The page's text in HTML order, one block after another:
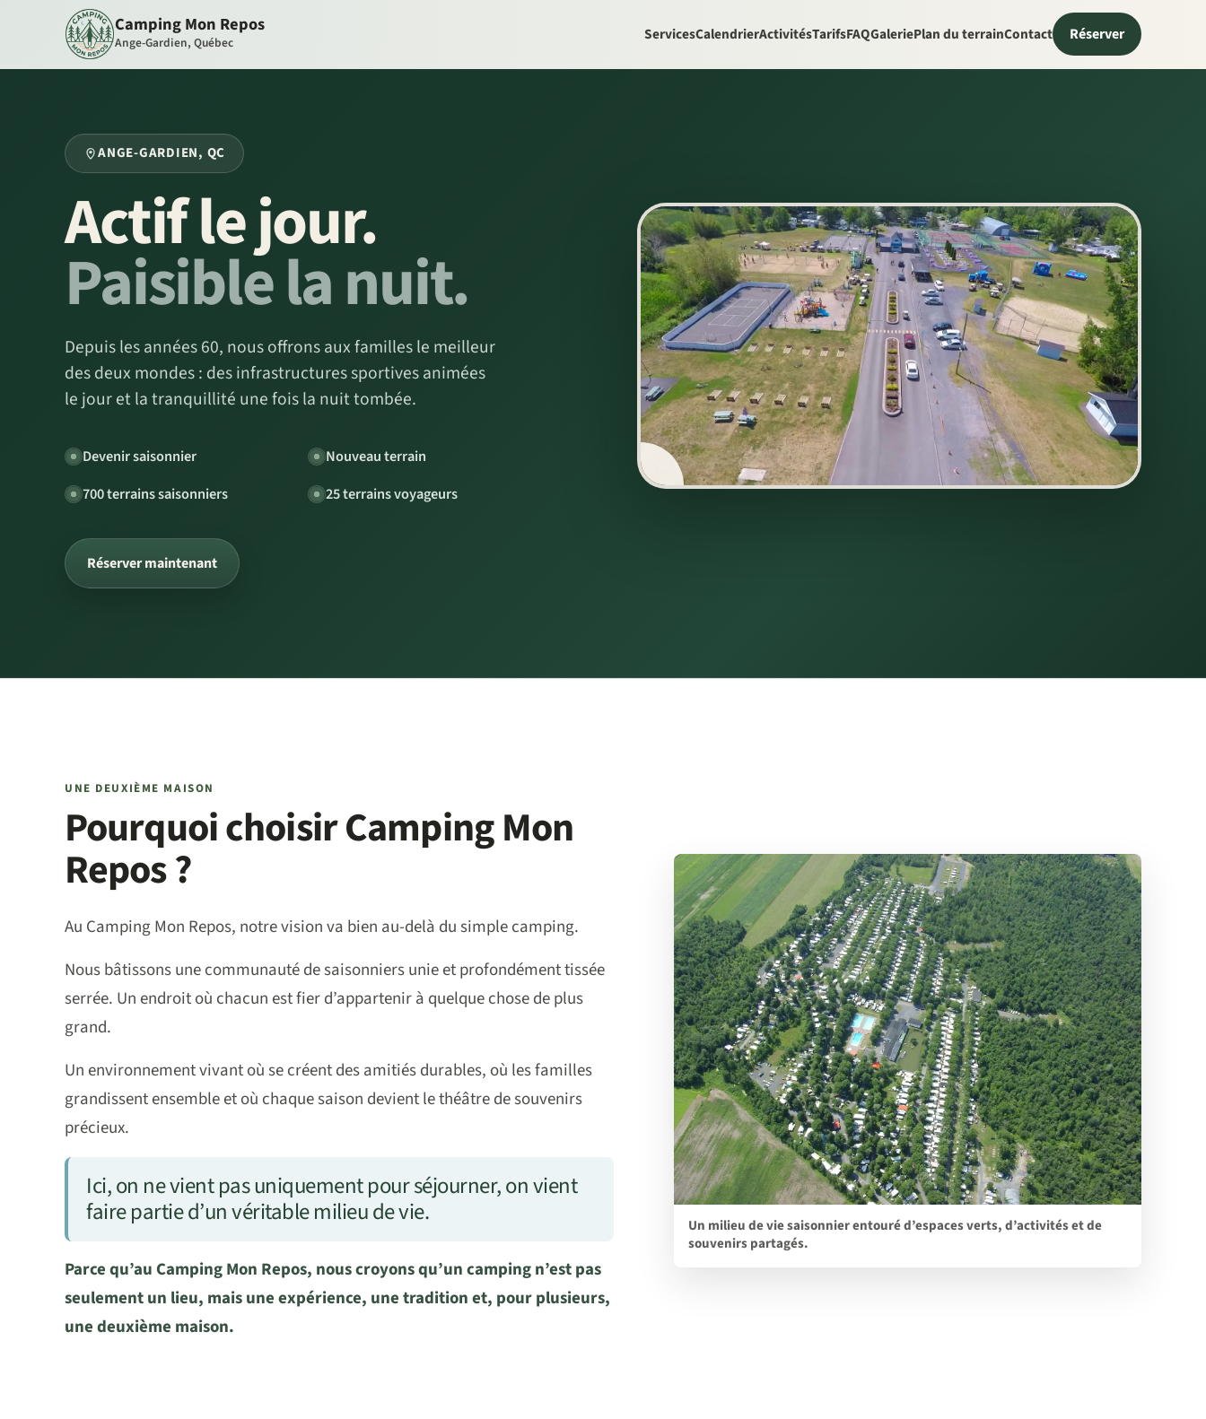
Camping Mon Repos
Ange-Gardien, Québec ServicesCalendrierActivitésTarifsFAQGaleriePlan du terrainContact Réserver
ANGE-GARDIEN, QC
Actif le jour.
Paisible la nuit.
Depuis les années 60, nous offrons aux familles le meilleur
des deux mondes : des infrastructures sportives animées
le jour et la tranquillité une fois la nuit tombée.
Devenir saisonnier
Nouveau terrain
700 terrains saisonniers
25 terrains voyageurs
Réserver maintenant
▶
UNE DEUXIÈME MAISON
Pourquoi choisir Camping Mon
Repos ?
Au Camping Mon Repos, notre vision va bien au-delà du simple camping.
Nous bâtissons une communauté de saisonniers unie et profondément tissée
serrée. Un endroit où chacun est fier d’appartenir à quelque chose de plus
grand.
Un environnement vivant où se créent des amitiés durables, où les familles
grandissent ensemble et où chaque saison devient le théâtre de souvenirs
précieux.
Ici, on ne vient pas uniquement pour séjourner, on vient
faire partie d’un véritable milieu de vie.
Parce qu’au Camping Mon Repos, nous croyons qu’un camping n’est pas
seulement un lieu, mais une expérience, une tradition et, pour plusieurs,
une deuxième maison.
Un milieu de vie saisonnier entouré d’espaces verts, d’activités et de
souvenirs partagés.